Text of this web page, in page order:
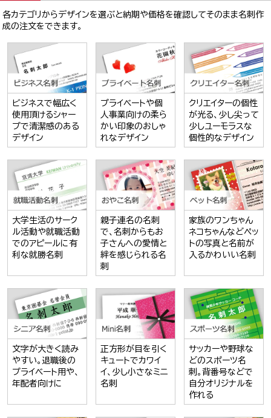
各カテゴリからデザインを選ぶと納期や価格を確認してそのまま名刺作
成の注文をできます。
ビジネスで幅広く
使用頂けるシャー
プで清潔感のある
デザイン
プライベートや個
人事業向けの柔ら
かい印象のおしゃ
れなデザイン
クリエイターの個性
が光る、少し尖って
少しユーモラスな
個性的なデザイン
大学生活のサーク
ル活動や就職活動
でのアピールに有
利な就勝名刺
親子連名の名刺
で、名刺からもお
子さんへの愛情と
絆を感じられる名
刺
家族のワンちゃん
ネコちゃんなどペッ
トの写真と名前が
入るかわいい名刺
文字が大きく読み
やすい。退職後の
プライベート用や、
年配者向けに
正方形が目を引く
キュートでカワイ
イ、少し小さなミニ
名刺
サッカーや野球な
どのスポーツ名
刺。背番号などで
自分オリジナルを
作れる